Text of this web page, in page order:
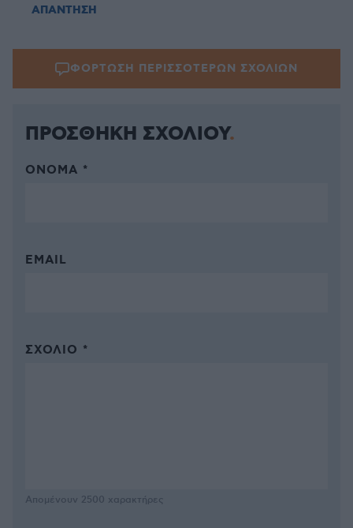
ΑΠΑΝΤΗΣΗ
ΦΟΡΤΩΣΗ ΠΕΡΙΣΣΟΤΕΡΩΝ ΣΧΟΛΙΩΝ
ΠΡΟΣΘΗΚΗ ΣΧΟΛΙΟΥ
ΌΝΟΜΑ *
EMAIL
ΣΧΌΛΙΟ *
Απομένουν 2500 χαρακτήρες